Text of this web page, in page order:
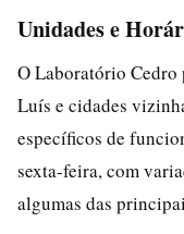
Unidades e
O Laboratório Cedro
Luís e cidades
específicos de
sexta-feira, com
algumas das